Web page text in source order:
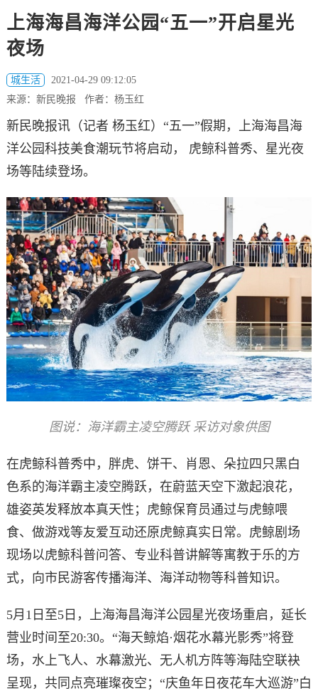
上海海昌海洋公园“五一”开启星光
夜场
城生活
2021-04-29 09:12:05
来源：新民晚报 作者：杨玉红
新民晚报讯（记者 杨玉红）“五一”假期，上海海昌海
洋公园科技美食潮玩节将启动， 虎鲸科普秀、星光夜
场等陆续登场。
图说： 海洋霸主凌空腾跃 采访对象供图
在虎鲸科普秀中，胖虎、饼干、肖恩、朵拉四只黑白
色系的海洋霸主凌空腾跃，在蔚蓝天空下激起浪花，
雄姿英发释放本真天性；虎鲸保育员通过与虎鲸喂
食、做游戏等友爱互动还原虎鲸真实日常。虎鲸剧场
现场以虎鲸科普问答、专业科普讲解等寓教于乐的方
式，向市民游客传播海洋、海洋动物等科普知识。
5月1日至5日，上海海昌海洋公园星光夜场重启，延长
营业时间至20:30。“海天鲸焰·烟花水幕光影秀”将登
场，水上飞人、水幕激光、无人机方阵等海陆空联袂
呈现，共同点亮璀璨夜空；“庆鱼年日夜花车大巡游”白